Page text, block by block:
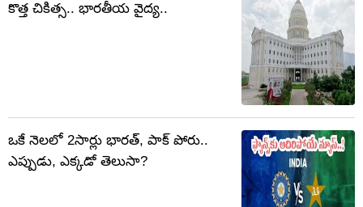
కొత్త చికిత్స.. భారతీయ వైద్య..
ఒకే నెలలో 2సార్లు భారత్, పాక్ పోరు..
ఎప్పుడు, ఎక్కడో తెలుసా?